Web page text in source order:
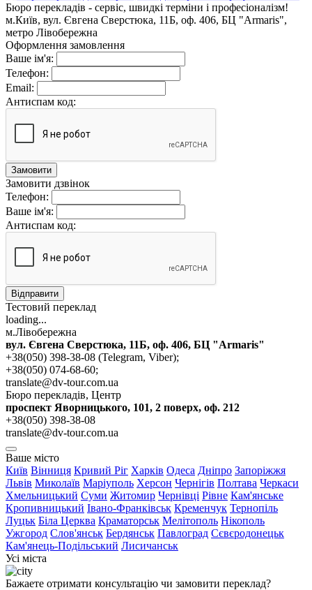
Бюро перекладів - сервіс, швидкі терміни і професіоналізм!
м.Київ, вул. Євгена Сверстюка, 11Б, оф. 406, БЦ "Armaris",
метро Лівобережна
Оформлення замовлення
Ваше ім'я:
Телефон:
Email:
Антиспам код:
Замовити
Замовити дзвінок
Телефон:
Ваше ім'я:
Антиспам код:
Відправити
Тестовий переклад
loading...
м.Лівобережна
вул. Євгена Сверстюка, 11Б, оф. 406, БЦ "Armaris"
+38(050) 398-38-08 (Telegram, Viber);
+38(050) 074-68-60;
translate@dv-tour.com.ua
Бюро перекладів, Центр
проспект Яворницького, 101, 2 поверх, оф. 212
+38(050) 398-38-08
translate@dv-tour.com.ua
Ваше місто
Київ Вінниця Кривий Ріг Харків Одеса Дніпро Запоріжжя
Львів Миколаїв Маріуполь Херсон Чернігів Полтава Черкаси
Хмельницький Суми Житомир Чернівці Рівне Кам'янське
Кропивницький Івано-Франківськ Кременчук Тернопіль
Луцьк Біла Церква Краматорськ Мелітополь Нікополь
Ужгород Слов'янськ Бердянськ Павлоград Сєвєродонецьк
Кам'янець-Подільський Лисичанськ
Усі міста
Бажаете отримати консультацію чи замовити переклад?